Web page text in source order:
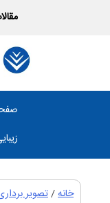
خانه/تصویر